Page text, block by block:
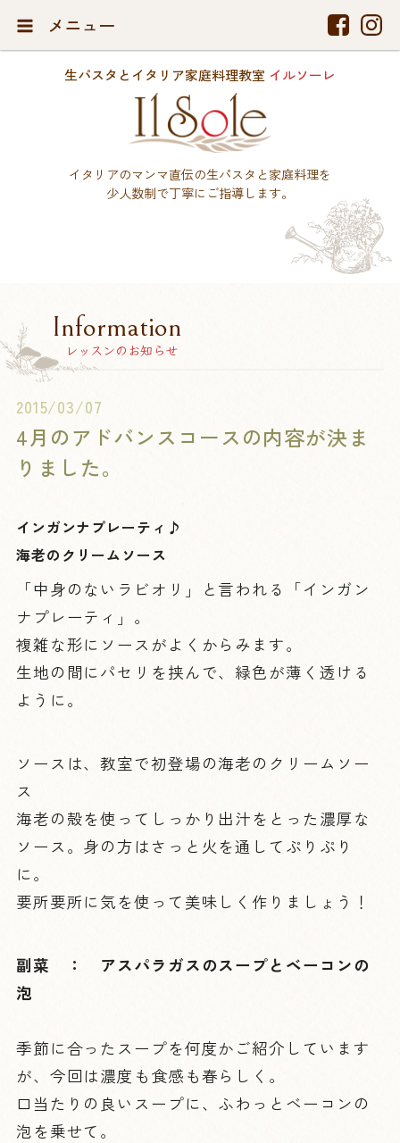
メニュー
生パスタとイタリア家庭料理教室 イルソーレ
イタリアのマンマ直伝の生パスタと家庭料理を
少人数制で丁寧にご指導します。
Information
レッスンのお知らせ
2015/03/07
4月のアドバンスコースの内容が決ま
りました。
インガンナプレーティ♪
海老のクリームソース
「中身のないラビオリ」と言われる「インガン
ナプレーティ」。
複雑な形にソースがよくからみます。
生地の間にパセリを挟んで、緑色が薄く透ける
ように。
ソースは、教室で初登場の海老のクリームソー
ス
海老の殻を使ってしっかり出汁をとった濃厚な
ソース。身の方はさっと火を通してぷりぷり
に。
要所要所に気を使って美味しく作りましょう！
副菜 ： アスパラガスのスープとベーコンの
泡
季節に合ったスープを何度かご紹介しています
が、今回は濃度も食感も春らしく。
口当たりの良いスープに、ふわっとベーコンの
泡を乗せて。